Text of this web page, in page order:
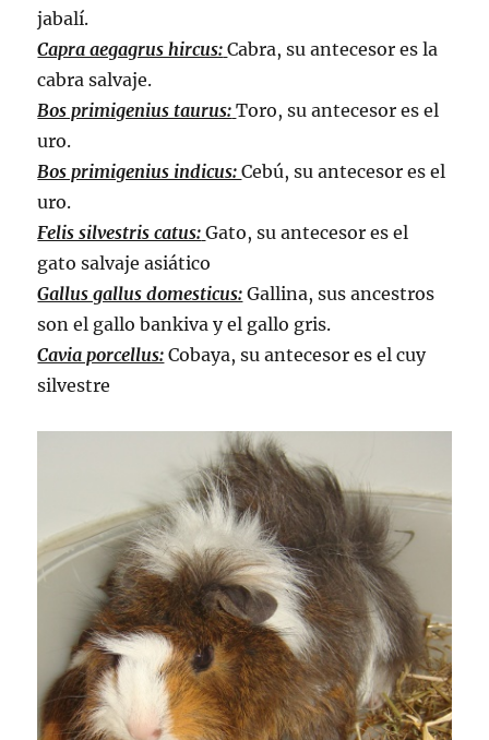
jabalí.
Capra aegagrus hircus: Cabra, su antecesor es la
cabra salvaje.
Bos primigenius taurus: Toro, su antecesor es el
uro.
Bos primigenius indicus:Cebú, su antecesor es el
uro.
Felis silvestris catus: Gato, su antecesor es el
gato salvaje asiático
Gallus gallus domesticus: Gallina, sus ancestros
son el gallo bankiva y el gallo gris.
Cavia porcellus: Cobaya, su antecesor es el cuy
silvestre